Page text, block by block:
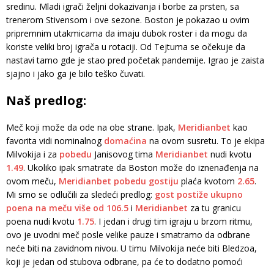
sredinu. Mladi igrači željni dokazivanja i borbe za prsten, sa
trenerom Stivensom i ove sezone. Boston je pokazao u ovim
pripremnim utakmicama da imaju dubok roster i da mogu da
koriste veliki broj igrača u rotaciji. Od Tejtuma se očekuje da
nastavi tamo gde je stao pred početak pandemije. Igrao je zaista
sjajno i jako ga je bilo teško čuvati.
Naš predlog:
Meč koji može da ode na obe strane. Ipak, Meridianbet kao
favorita vidi nominalnog domaćina na ovom susretu. To je ekipa
Milvokija i za pobedu Janisovog tima Meridianbet nudi kvotu
1.49. Ukoliko ipak smatrate da Boston može do iznenađenja na
ovom meču, Meridianbet pobedu gostiju plaća kvotom 2.65.
Mi smo se odlučili za sledeći predlog: gost postiže ukupno
poena na meču više od 106.5 i Meridianbet za tu granicu
poena nudi kvotu 1.75. I jedan i drugi tim igraju u brzom ritmu,
ovo je uvodni meč posle velike pauze i smatramo da odbrane
neće biti na zavidnom nivou. U timu Milvokija neće biti Bledzoa,
koji je jedan od stubova odbrane, pa će to dodatno pomoći